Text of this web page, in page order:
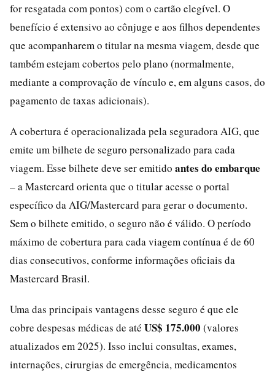
for resgatada com pontos) com o cartão elegível. O
benefício é extensivo ao cônjuge e aos filhos dependentes
que acompanharem o titular na mesma viagem, desde que
também estejam cobertos pelo plano (normalmente,
mediante a comprovação de vínculo e, em alguns casos, do
pagamento de taxas adicionais).
A cobertura é operacionalizada pela seguradora AIG, que
emite um bilhete de seguro personalizado para cada
viagem. Esse bilhete deve ser emitido antes do embarque
– a Mastercard orienta que o titular acesse o portal
específico da AIG/Mastercard para gerar o documento.
Sem o bilhete emitido, o seguro não é válido. O período
máximo de cobertura para cada viagem contínua é de 60
dias consecutivos, conforme informações oficiais da
Mastercard Brasil.
Uma das principais vantagens desse seguro é que ele
cobre despesas médicas de até US$ 175.000 (valores
atualizados em 2025). Isso inclui consultas, exames,
internações, cirurgias de emergência, medicamentos